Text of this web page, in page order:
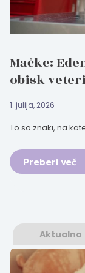
Mačke:
obisk
1. julija, 2026
To so znaki, na
Preberi več
Aktualno